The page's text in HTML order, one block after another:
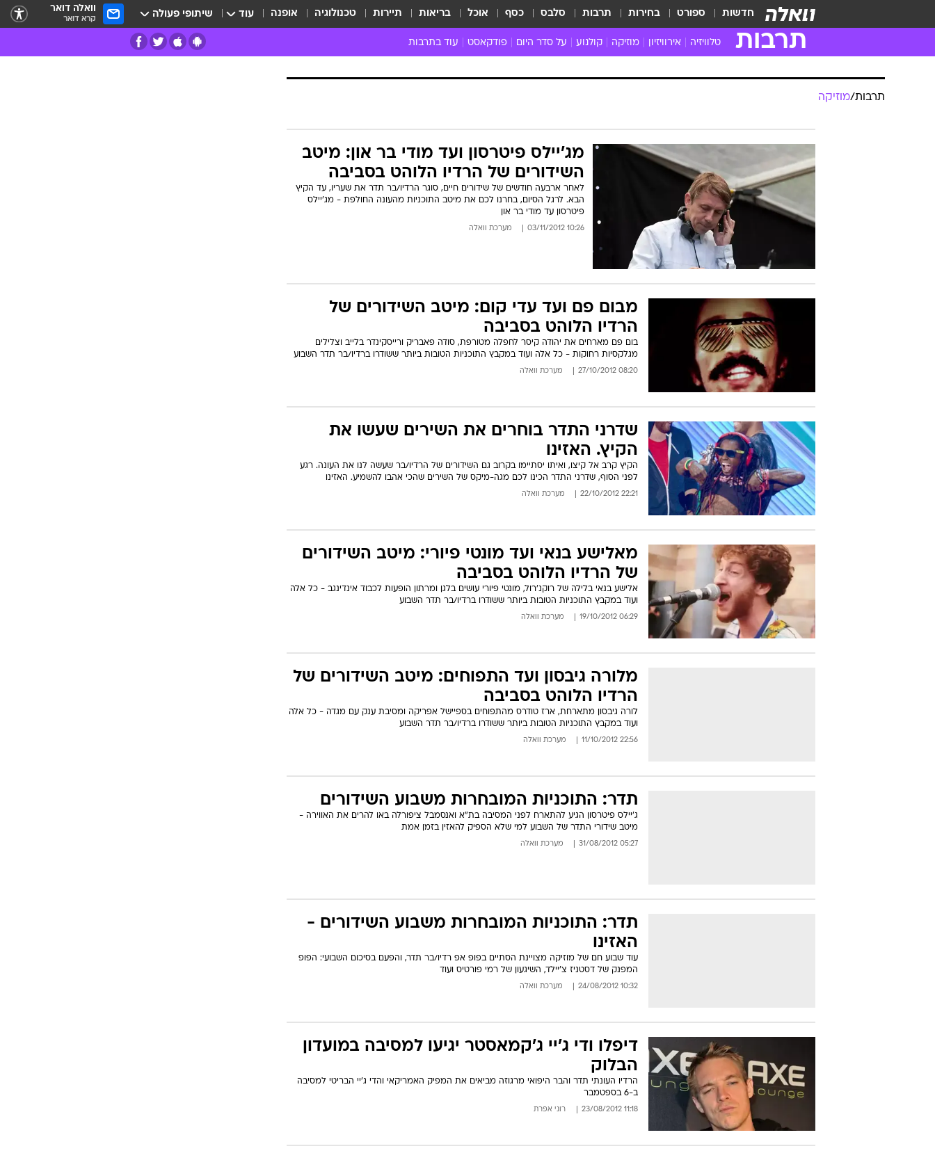
חדשות ספורט בחירות תרבות סלבס כסף אוכל בריאות תיירות טכנולוגיה אופנה עוד שיתופי פעולה וואלה דואר
קרא דואר
תרבות טלוויזיה
טלוויזיה ישראלית
טלוויזיה מחו"ל
סדרות מומלצות
האח הגדול
אירוויזיון מוזיקה
קשוב מאוד
קורדרוי
קליפים וסינגלים
הופעות חיות
קולנוע על סדר היום פודקאסט עוד בתרבות
פרינג'
הופעות חיות
חמש המלצות - ואזהרה
כל הכתבות
תרבות/מוזיקה
מג'יילס פיטרסון ועד מודי בר און: מיטב
השידורים של הרדיו הלוהט בסביבה
לאחר ארבעה חודשים של שידורים חיים, סוגר הרדיו/בר תדר את שעריו, עד הקיץ
הבא. לרגל הסיום, בחרנו לכם את מיטב התוכניות מהעונה החולפת - מג'יילס
פיטרסון עד מודי בר און
10:26 03/11/2012 מערכת וואלה
מבום פם ועד עדי קום: מיטב השידורים של
הרדיו הלוהט בסביבה
בום פם מארחים את יהודה קיסר לחפלה מטורפת, סודה פאבריק ורייסקינדר בלייב וצלילים
מגלקסיות רחוקות - כל אלה ועוד במקבץ התוכניות הטובות ביותר ששודרו ברדיו/בר תדר השבוע
08:20 27/10/2012 מערכת וואלה
שדרני התדר בוחרים את השירים שעשו את
הקיץ. האזינו
הקיץ קרב אל קיצו, ואיתו יסתיימו בקרוב גם השידורים של הרדיו/בר שעשה לנו את העונה. רגע
לפני הסוף, שדרני התדר הכינו לכם מגה-מיקס של השירים שהכי אהבו להשמיע. האזינו
22:21 22/10/2012 מערכת וואלה
מאלישע בנאי ועד מונטי פיורי: מיטב השידורים
של הרדיו הלוהט בסביבה
אלישע בנאי בלילה של רוקנ'רול, מונטי פיורי עושים בלגן ומרתון הופעות לכבוד אינדינגב - כל אלה
ועוד במקבץ התוכניות הטובות ביותר ששודרו ברדיו/בר תדר השבוע
06:29 19/10/2012 מערכת וואלה
מלורה גיבסון ועד התפוחים: מיטב השידורים של
הרדיו הלוהט בסביבה
לורה גיבסון מתארחת, ארז טודרס מהתפוחים בספיישל אפריקה ומסיבת ענק עם מגדה - כל אלה
ועוד במקבץ התוכניות הטובות ביותר ששודרו ברדיו/בר תדר השבוע
22:56 11/10/2012 מערכת וואלה
תדר: התוכניות המובחרות משבוע השידורים
ג'יילס פיטרסון הגיע להתארח לפני המסיבה בת"א ואנסמבל ציפורלה באו להרים את האווירה -
מיטב שידורי התדר של השבוע למי שלא הספיק להאזין בזמן אמת
05:27 31/08/2012 מערכת וואלה
תדר: התוכניות המובחרות משבוע השידורים -
האזינו
עוד שבוע חם של מוזיקה מצויינת הסתיים בפופ אפ רדיו/בר תדר, והפעם בסיכום השבועי: הפופ
המפנק של דסטניז צ'יילד, השיגעון של רמי פורטיס ועוד
10:32 24/08/2012 מערכת וואלה
דיפלו ודי ג'יי ג'קמאסטר יגיעו למסיבה במועדון
הבלוק
הרדיו העונתי תדר והבר היפואי מרגוזה מביאים את המפיק האמריקאי והדי ג'יי הבריטי למסיבה
ב-6 בספטמבר
11:18 23/08/2012 רוני אפרת